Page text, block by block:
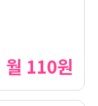
월 110원